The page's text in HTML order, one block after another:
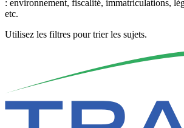
: environnement, fiscalité, immatriculations,
etc.
Utilisez les filtres pour trier les sujets.